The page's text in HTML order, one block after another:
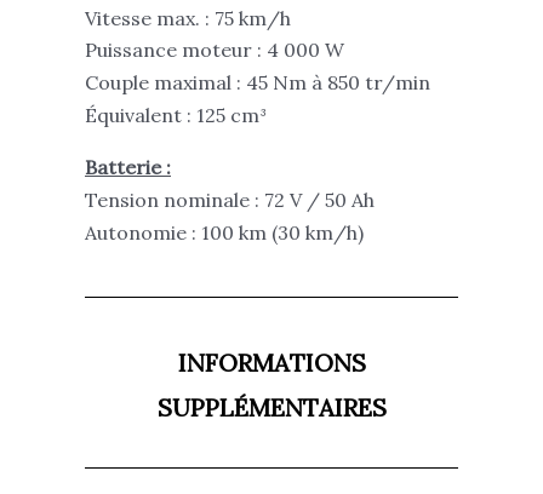
Vitesse max. : 75 km/h
Puissance moteur : 4 000 W
Couple maximal : 45 Nm à 850 tr/min
Équivalent : 125 cm³
Batterie :
Tension nominale : 72 V / 50 Ah
Autonomie : 100 km (30 km/h)
INFORMATIONS
SUPPLÉMENTAIRES